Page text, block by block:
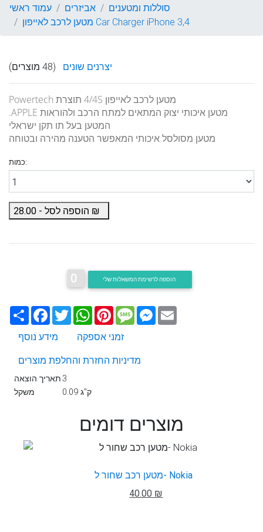
עמוד ראשי אביזרים
סוללות ומטענים
מטען לרכב לאייפון Car Charger iPhone 3,4
יצרנים שונים (48 מוצרים)
מטען לרכב לאייפון 4/4S תוצרת Powertech
מטען איכותי יצוק המתאים למתח הרכב ולהוראות APPLE.
המטען בעל תו תקן ישראלי
מטען מסולסל איכותי המאפשר הטענה מהירה ובטוחה
כמות:
הוספה לסל - 28.00
0
שתף Facebook
TwitterWhatsApp
PinterestMessageMessenger
מידע נוסף
זמני אספקה
מדיניות החזרת והחלפת מוצרים
תאריך הוצאה3
משקל
0.09 ק"ג
מוצרים דומים
מטען רכב שחור ל- Nokia
40.00 ₪